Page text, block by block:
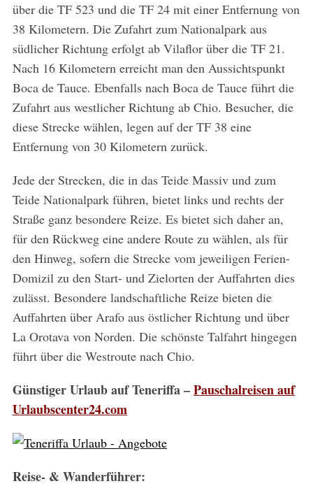
über die TF 523 und die TF 24 mit einer Entfernung von
38 Kilometern. Die Zufahrt zum Nationalpark aus
südlicher Richtung erfolgt ab Vilaflor über die TF 21.
Nach 16 Kilometern erreicht man den Aussichtspunkt
Boca de Tauce. Ebenfalls nach Boca de Tauce führt die
Zufahrt aus westlicher Richtung ab Chio. Besucher, die
diese Strecke wählen, legen auf der TF 38 eine
Entfernung von 30 Kilometern zurück.
Jede der Strecken, die in das Teide Massiv und zum
Teide Nationalpark führen, bietet links und rechts der
Straße ganz besondere Reize. Es bietet sich daher an,
für den Rückweg eine andere Route zu wählen, als für
den Hinweg, sofern die Strecke vom jeweiligen Ferien-
Domizil zu den Start- und Zielorten der Auffahrten dies
zulässt. Besondere landschaftliche Reize bieten die
Auffahrten über Arafo aus östlicher Richtung und über
La Orotava von Norden. Die schönste Talfahrt hingegen
führt über die Westroute nach Chio.
Günstiger Urlaub auf Teneriffa –Pauschalreisen auf
Urlaubscenter24.com
Reise- & Wanderführer: